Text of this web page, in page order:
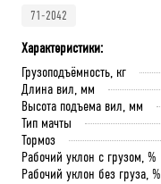
71-2042
Характеристики:
Грузоподъёмность, кг
Длина вил, мм
Высота подъема вил, мм
Тип мачты
Тормоз
Рабочий уклон с грузом, %
Рабочий уклон без груза, %